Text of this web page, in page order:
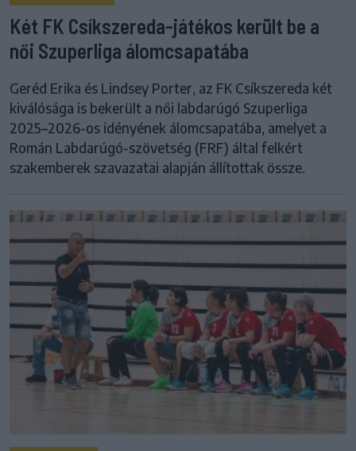
Két FK Csíkszereda-játékos került be a
női Szuperliga álomcsapatába
Geréd Erika és Lindsey Porter, az FK Csíkszereda két
kiválósága is bekerült a női labdarúgó Szuperliga
2025–2026-os idényének álomcsapatába, amelyet a
Román Labdarúgó-szövetség (FRF) által felkért
szakemberek szavazatai alapján állítottak össze.